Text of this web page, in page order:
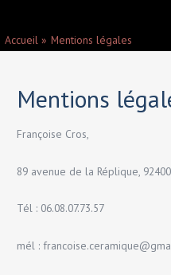
Accueil
Mentions légales
Mentions
Françoise Cros,
89 avenue de la Réplique,
Tél : 06.08.07.73.57​
mél :